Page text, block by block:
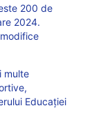
200 de
2024.
multe
Educației